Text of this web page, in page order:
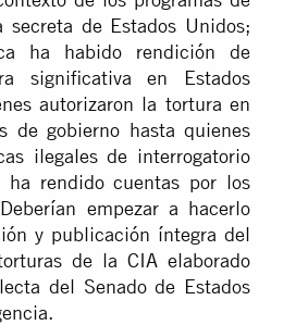
secreta de Estados Unidos;
ha habido rendición de
significativa en Estados
autorizaron la tortura en
de gobierno hasta quienes
ilegales de interrogatorio
ha rendido cuentas por los
empezar a hacerlo
y publicación íntegra del
de la CIA elaborado
del Senado de Estados